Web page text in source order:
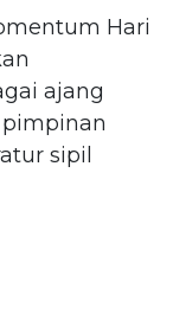
Hari
ajang
sipil